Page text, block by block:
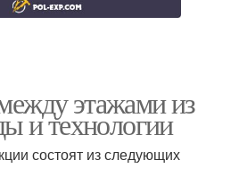
этажами из
и технологии
состоят из следующих